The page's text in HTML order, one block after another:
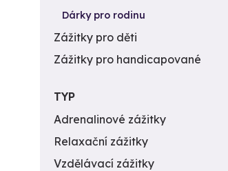
Dárky pro rodinu
Zážitky pro děti
Zážitky pro handicapované
TYP
Adrenalinové zážitky
Relaxační zážitky
Vzdělávací zážitky